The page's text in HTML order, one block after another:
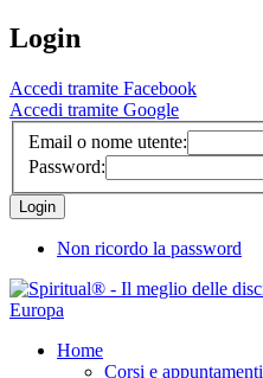
Login
Accedi tramite Facebook
Accedi tramite Google
Email o nome utente:
Password:
Non ricordo la password
Home
Corsi e appuntamenti